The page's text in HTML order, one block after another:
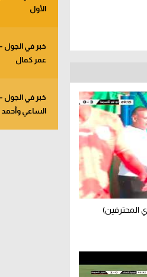
الأول
خبر في الجول
عمر كمال
خبر في الجول
الساعي وأحمد